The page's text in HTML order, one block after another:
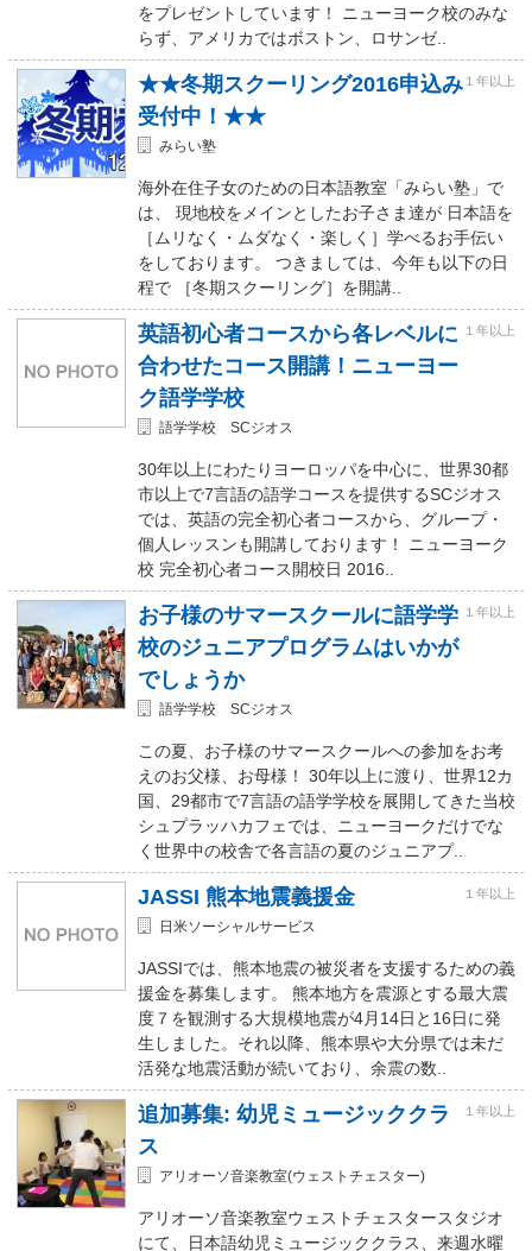
をプレゼントしています！ ニューヨーク校のみな
らず、アメリカではボストン、ロサンゼ..
★★冬期スクーリング2016申込み
受付中！★★
１年以上
みらい塾
海外在住子女のための日本語教室「みらい塾」で
は、 現地校をメインとしたお子さま達が 日本語を
［ムリなく・ムダなく・楽しく］学べるお手伝い
をしております。 つきましては、今年も以下の日
程で ［冬期スクーリング］を開講..
英語初心者コースから各レベルに
合わせたコース開講！ニューヨー
ク語学学校
１年以上
語学学校 SCジオス
30年以上にわたりヨーロッパを中心に、世界30都
市以上で7言語の語学コースを提供するSCジオス
では、英語の完全初心者コースから、グループ・
個人レッスンも開講しております！ ニューヨーク
校 完全初心者コース開校日 2016..
お子様のサマースクールに語学学
校のジュニアプログラムはいかが
でしょうか
１年以上
語学学校 SCジオス
この夏、お子様のサマースクールへの参加をお考
えのお父様、お母様！ 30年以上に渡り、世界12カ
国、29都市で7言語の語学学校を展開してきた当校
シュプラッハカフェでは、ニューヨークだけでな
く世界中の校舎で各言語の夏のジュニアプ..
JASSI 熊本地震義援金 １年以上
日米ソーシャルサービス
JASSIでは、熊本地震の被災者を支援するための義
援金を募集します。 熊本地方を震源とする最大震
度７を観測する大規模地震が4月14日と16日に発
生しました。それ以降、熊本県や大分県では未だ
活発な地震活動が続いており、余震の数..
追加募集: 幼児ミュージッククラ
ス
１年以上
アリオーソ音楽教室(ウェストチェスター)
アリオーソ音楽教室ウェストチェスタースタジオ
にて、日本語幼児ミュージッククラス、来週水曜